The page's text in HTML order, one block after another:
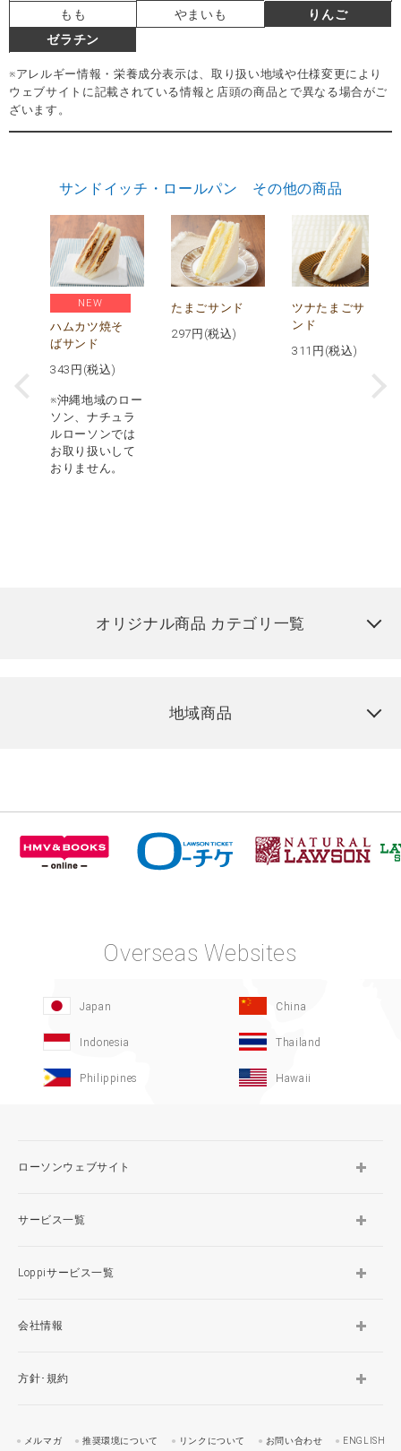
もも
やまいも
りんご
ゼラチン
※アレルギー情報・栄養成分表示は、取り扱い地域や仕様変更により
ウェブサイトに記載されている情報と店頭の商品とで異なる場合がご
ざいます。
サンドイッチ・ロールパン その他の商品
NEW
ハムカツ焼そ
ばサンド
343 円(税込)
※沖縄地域のロー
ソン、ナチュラ
ルローソンでは
お取り扱いして
おりません。
たまごサンド
297 円(税込)
ツナたまごサ
ンド
311 円(税込)
オリジナル商品 カテゴリ一覧
地域商品
Overseas Websites
Japan China
Indonesia Thailand
Philippines Hawaii
ローソンウェブサイト
サービス一覧
Loppiサービス一覧
会社情報
方針･規約
メルマガ 推奨環境について リンクについて お問い合わせ ENGLISH